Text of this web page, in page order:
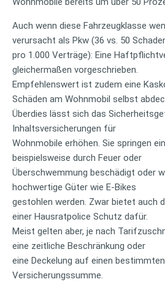
Auch wenn diese Fahrzeugklasse
verursacht als Pkw (36 vs. 50
pro 1.000 Verträge): Eine
gleichermaßen vorgeschrieben.
Empfehlenswert ist zudem eine
Schäden am Wohnmobil selbst
Überdies lässt sich das
Inhaltsversicherungen für
Wohnmobile erhöhen. Sie springen
beispielsweise durch Feuer oder
Überschwemmung beschädigt oder
hochwertige Güter wie E-Bikes
gestohlen werden. Zwar bietet auch
einer Hausratpolice Schutz dafür.
Meist gelten aber, je nach
eine zeitliche Beschränkung oder
eine Deckelung auf einen
Versicherungssumme.